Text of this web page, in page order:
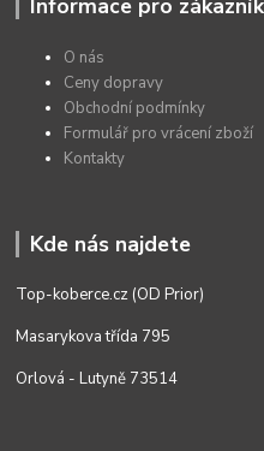
O nás
Ceny dopravy
Obchodní podmínky
Formulář pro vrácení zboží
Kontakty
Kde nás najdete
Top-koberce.cz (OD Prior)
Masarykova třída 795
Orlová - Lutyně 73514